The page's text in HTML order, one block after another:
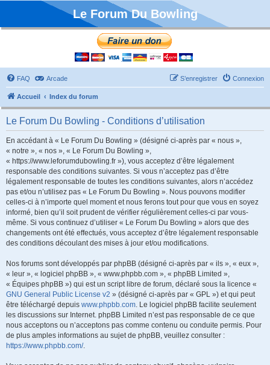
Le Forum Du Bowling
FAQ Arcade Connexion
S’enregistrer
Accueil Index du forum
Le Forum Du Bowling - Conditions d’utilisation
En accédant à « Le Forum Du Bowling » (désigné ci-après par « nous »,
« notre », « nos », « Le Forum Du Bowling »,
« https://www.leforumdubowling.fr »), vous acceptez d’être légalement
responsable des conditions suivantes. Si vous n’acceptez pas d’être
légalement responsable de toutes les conditions suivantes, alors n’accédez
pas et/ou n’utilisez pas « Le Forum Du Bowling ». Nous pouvons modifier
celles-ci à n’importe quel moment et nous ferons tout pour que vous en soyez
informé, bien qu’il soit prudent de vérifier régulièrement celles-ci par vous-
même. Si vous continuez d’utiliser « Le Forum Du Bowling » alors que des
changements ont été effectués, vous acceptez d’être légalement responsable
des conditions découlant des mises à jour et/ou modifications.
Nos forums sont développés par phpBB (désigné ci-après par « ils », « eux »,
« leur », « logiciel phpBB », « www.phpbb.com », « phpBB Limited »,
« Équipes phpBB ») qui est un script libre de forum, déclaré sous la licence «
GNU General Public License v2 » (désigné ci-après par « GPL ») et qui peut
être téléchargé depuis www.phpbb.com. Le logiciel phpBB facilite seulement
les discussions sur Internet. phpBB Limited n’est pas responsable de ce que
nous acceptons ou n’acceptons pas comme contenu ou conduite permis. Pour
de plus amples informations au sujet de phpBB, veuillez consulter :
https://www.phpbb.com/.